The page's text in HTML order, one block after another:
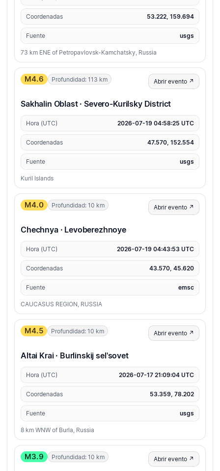
Coordenadas 53.222, 159.694
Fuente usgs
73 km ENE of Petropavlovsk-Kamchatsky, Russia
M4.6 Profundidad: 113 km Abrir evento ↗
Sakhalin Oblast · Severo-Kurilsky District
Hora (UTC) 2026-07-19 04:58:25 UTC
Coordenadas 47.570, 152.554
Fuente usgs
Kuril Islands
M4.0 Profundidad: 10 km Abrir evento ↗
Chechnya · Levoberezhnoye
Hora (UTC) 2026-07-19 04:43:53 UTC
Coordenadas 43.570, 45.620
Fuente emsc
CAUCASUS REGION, RUSSIA
M4.5 Profundidad: 10 km Abrir evento ↗
Altai Krai · Burlinskij sel'sovet
Hora (UTC) 2026-07-17 21:09:04 UTC
Coordenadas 53.359, 78.202
Fuente usgs
8 km WNW of Burla, Russia
M3.9 Profundidad: 10 km Abrir evento ↗